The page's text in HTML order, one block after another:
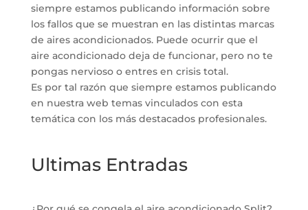
siempre estamos publicando información sobre
los fallos que se muestran en las distintas marcas
de aires acondicionados. Puede ocurrir que el
aire acondicionado deja de funcionar, pero no te
pongas nervioso o entres en crisis total.
Es por tal razón que siempre estamos publicando
en nuestra web temas vinculados con esta
temática con los más destacados profesionales.
Ultimas Entradas